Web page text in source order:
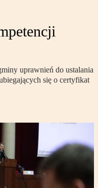
uprawnień do ustalania
się o certyfikat